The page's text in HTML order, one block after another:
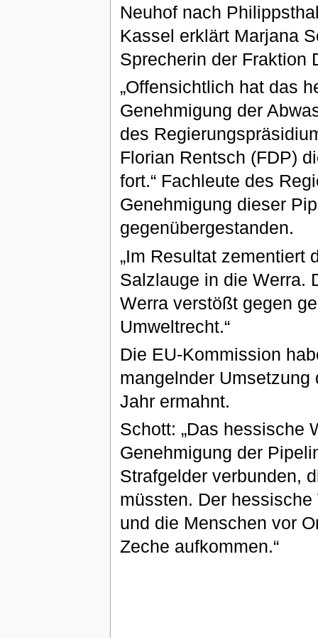
Neuhof nach
Kassel erklärt Marjana
Sprecherin der Fraktion
„Offensichtlich hat das
Genehmigung der
des
Florian Rentsch (FDP)
fort.“ Fachleute des
Genehmigung dieser
gegenübergestanden.
„Im Resultat zementiert
Salzlauge in die Werra.
Werra verstößt gegen
Umweltrecht.“
Die EU-Kommission
mangelnder
Jahr ermahnt.
Schott: „Das hessische
Genehmigung der
Strafgelder verbunden,
müssten. Der
und die Menschen vor
Zeche aufkommen.“